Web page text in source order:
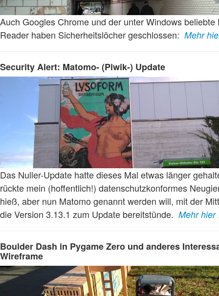
Auch Googles Chrome und der unter Windows
Reader haben Sicherheitslöcher geschlossen: Mehr
Security Alert: Matomo- (Piwik-) Update
Das Nuller-Update hatte dieses Mal etwas länger
rückte mein (hoffentlich!) datenschutzkonformes
hieß, aber nun Matomo genannt werden will, mit der
die Version 3.13.1 zum Update bereitstünde. Mehr
Boulder Dash in Pygame Zero und anderes
Wireframe